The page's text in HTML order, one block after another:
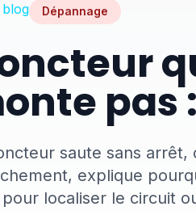
Dépannage
pas
saute sans arrêt,
explique
pour localiser le circuit